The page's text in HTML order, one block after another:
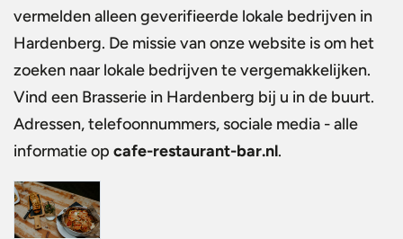
vermelden alleen geverifieerde lokale bedrijven in
Hardenberg. De missie van onze website is om het
zoeken naar lokale bedrijven te vergemakkelijken.
Vind een Brasserie in Hardenberg bij u in de buurt.
Adressen, telefoonnummers, sociale media - alle
informatie op cafe-restaurant-bar.nl.